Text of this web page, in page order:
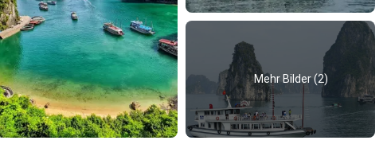
Mehr Bilder (2)